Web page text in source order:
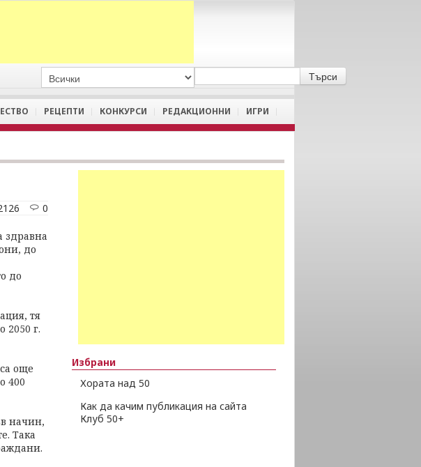
РЕЦЕПТИ КОНКУРСИ РЕДАКЦИОННИ ИГРИ
0
здравна
до
до
тя
2050 г.
още
400
начин,
Така
Избрани
Хората над 50
Как да качим публикация на сайта
Клуб 50+